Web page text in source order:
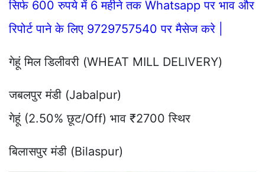
सिर्फ 600 रुपये में 6 महीने तक Whatsapp पर भाव और
रिपोर्ट पाने के लिए 9729757540 पर मैसेज करे |
गेहूं मिल डिलीवरी (WHEAT MILL DELIVERY)
जबलपुर मंडी (Jabalpur)
गेहूं (2.50% छूट/Off) भाव ₹2700 स्थिर
बिलासपुर मंडी (Bilaspur)